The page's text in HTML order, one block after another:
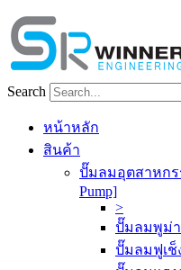
Skip
to
content
Search
หน้าหลัก
สินค้า
ปั๊มลมอุตสาหกร
Pump]
>
ปั๊มลมพูม่า
ปั๊มลมฟูเช็